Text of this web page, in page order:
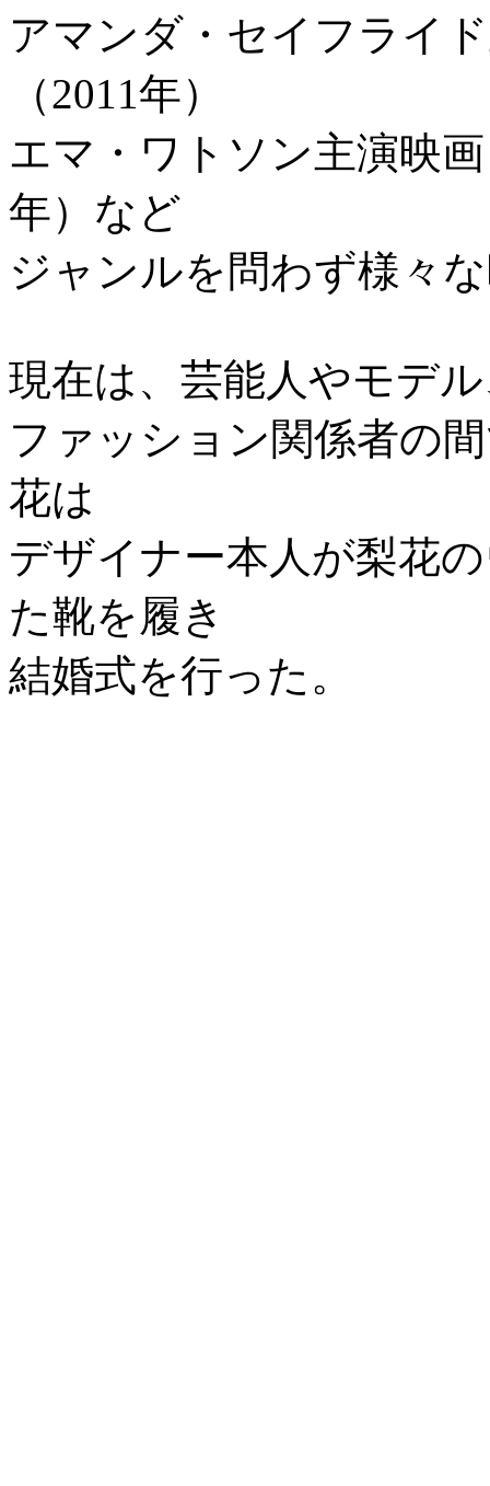
アマンダ・セイフライ
（2011年）
エマ・ワトソン主演映
年）など
ジャンルを問わず様々
現在は、芸能人やモデ
ファッション関係者の
花は
デザイナー本人が梨花
た靴を履き
結婚式を行った。